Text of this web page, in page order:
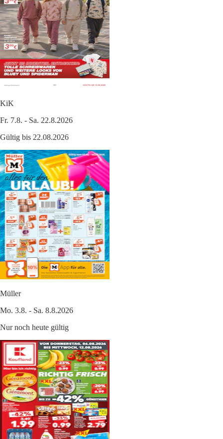
KiK
Fr. 7.8. - Sa. 22.8.2026
Gültig bis 22.08.2026
Müller
Mo. 3.8. - Sa. 8.8.2026
Nur noch heute gültig